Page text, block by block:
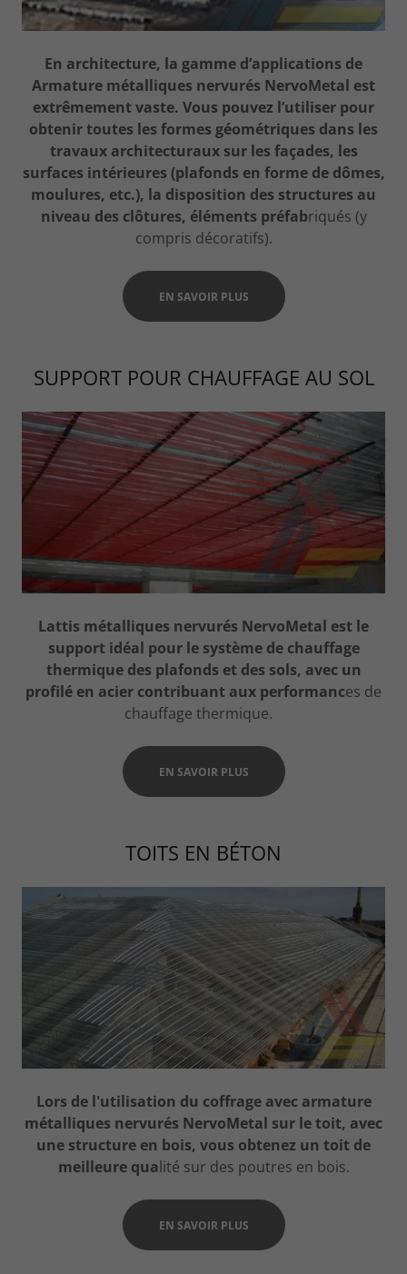
En architecture, la gamme d’applications de
Armature métalliques nervurés NervoMetal est
extrêmement vaste. Vous pouvez l’utiliser pour
obtenir toutes les formes géométriques dans les
travaux architecturaux sur les façades, les
surfaces intérieures (plafonds en forme de dômes,
moulures, etc.), la disposition des structures au
niveau des clôtures, éléments préfabriqués (y
compris décoratifs).
EN SAVOIR PLUS
SUPPORT POUR CHAUFFAGE AU SOL
Lattis métalliques nervurés NervoMetal est le
support idéal pour le système de chauffage
thermique des plafonds et des sols, avec un
profilé en acier contribuant aux performances de
chauffage thermique.
EN SAVOIR PLUS
TOITS EN BÉTON
Lors de l'utilisation du coffrage avec armature
métalliques nervurés NervoMetal sur le toit, avec
une structure en bois, vous obtenez un toit de
meilleure qualité sur des poutres en bois.
EN SAVOIR PLUS